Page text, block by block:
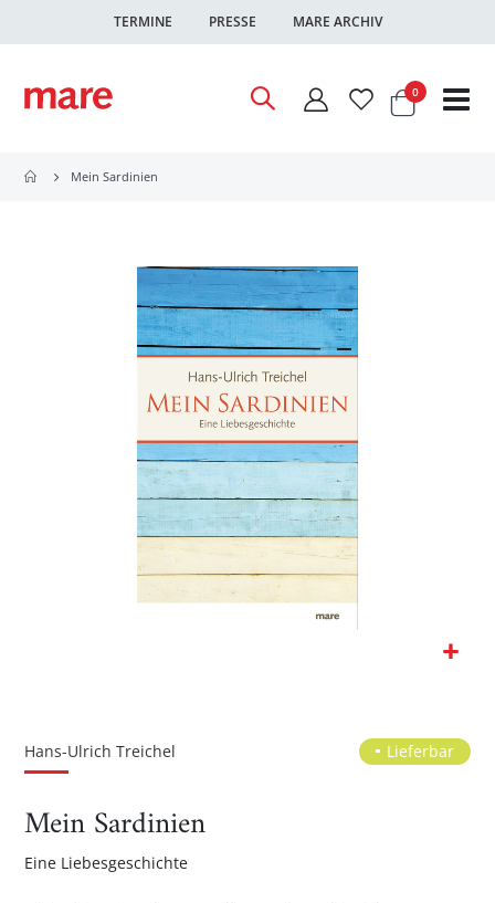
TERMINE PRESSE MARE ARCHIV
Warenkorb
0Artikel
Mein Sardinien
Bildgalerie
Hans-Ulrich Treichel Lieferbar
Mein Sardinien
Eine Liebesgeschichte